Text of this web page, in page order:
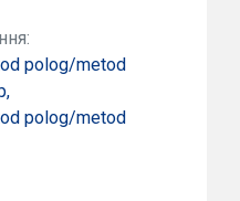
polog/metod
polog/metod